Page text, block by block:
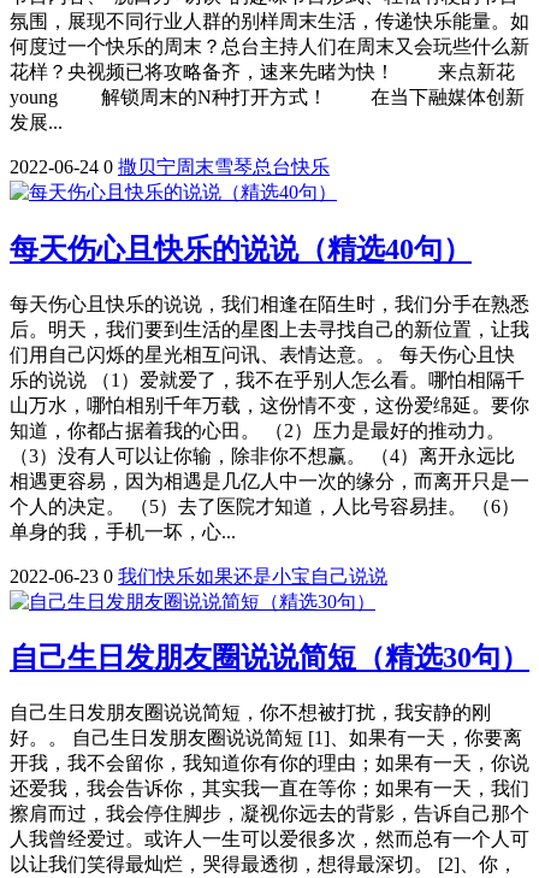
氛围，展现不同行业人群的别样周末生活，传递快乐能量。如
何度过一个快乐的周末？总台主持人们在周末又会玩些什么新
花样？央视频已将攻略备齐，速来先睹为快！ 来点新花
young 解锁周末的N种打开方式！ 在当下融媒体创新
发展...
2022-06-24 0 撒贝宁周末雪琴总台快乐
每天伤心且快乐的说说（精选40句）
每天伤心且快乐的说说，我们相逢在陌生时，我们分手在熟悉
后。明天，我们要到生活的星图上去寻找自己的新位置，让我
们用自己闪烁的星光相互问讯、表情达意。。 每天伤心且快
乐的说说 （1）爱就爱了，我不在乎别人怎么看。哪怕相隔千
山万水，哪怕相别千年万载，这份情不变，这份爱绵延。要你
知道，你都占据着我的心田。 （2）压力是最好的推动力。
（3）没有人可以让你输，除非你不想赢。 （4）离开永远比
相遇更容易，因为相遇是几亿人中一次的缘分，而离开只是一
个人的决定。 （5）去了医院才知道，人比号容易挂。 （6）
单身的我，手机一坏，心...
2022-06-23 0 我们快乐如果还是小宝自己说说
自己生日发朋友圈说说简短（精选30句）
自己生日发朋友圈说说简短，你不想被打扰，我安静的刚
好。。 自己生日发朋友圈说说简短 [1]、如果有一天，你要离
开我，我不会留你，我知道你有你的理由；如果有一天，你说
还爱我，我会告诉你，其实我一直在等你；如果有一天，我们
擦肩而过，我会停住脚步，凝视你远去的背影，告诉自己那个
人我曾经爱过。或许人一生可以爱很多次，然而总有一个人可
以让我们笑得最灿烂，哭得最透彻，想得最深切。 [2]、你，